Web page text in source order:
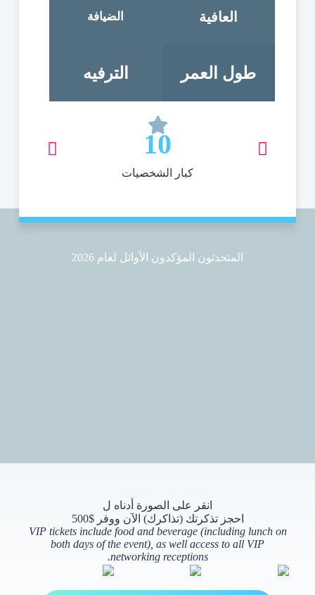
العافية الضيافة
طول العمر الترفيه
كبار الشخصيات
10
المتحدثون المؤكدون الأوائل لعام 2026
انقر على الصورة أدناه ل
احجز تذكرتك (تذاكرك) الآن ووفر $500
VIP tickets include food and beverage (including lunch on
both days of the event), as well access to all VIP
networking receptions.